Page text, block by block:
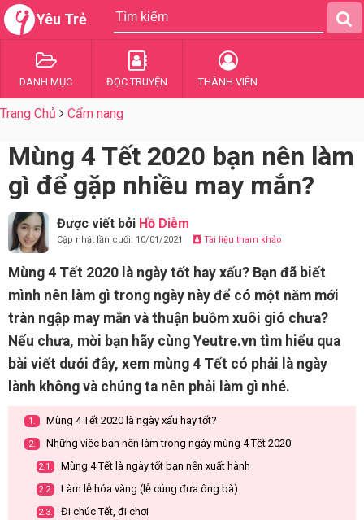
Yêu Trẻ
DANH MỤC ĐỌC TRUYỆN THÀNH VIÊN
Trang Chủ Cẩm nang
Mùng 4 Tết 2020 bạn nên làm
gì để gặp nhiều may mắn?
Được viết bởi Hồ Diễm
Cập nhật lần cuối: 10/01/2021 Tài liệu tham khảo
Mùng 4 Tết 2020 là ngày tốt hay xấu? Bạn đã biết
mình nên làm gì trong ngày này để có một năm mới
tràn ngập may mắn và thuận buồm xuôi gió chưa?
Nếu chưa, mời bạn hãy cùng Yeutre.vn tìm hiểu qua
bài viết dưới đây, xem mùng 4 Tết có phải là ngày
lành không và chúng ta nên phải làm gì nhé.
1. Mùng 4 Tết 2020 là ngày xấu hay tốt?
2. Những việc bạn nên làm trong ngày mùng 4 Tết 2020
2.1. Mùng 4 Tết là ngày tốt bạn nên xuất hành
2.2. Làm lễ hóa vàng (lễ cúng đưa ông bà)
2.3. Đi chúc Tết, đi chơi